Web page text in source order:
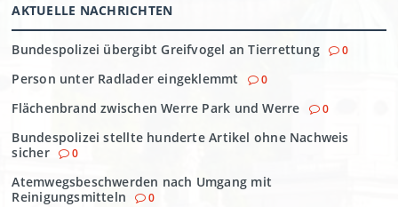
AKTUELLE NACHRICHTEN
Bundespolizei übergibt Greifvogel an Tierrettung 0
Person unter Radlader eingeklemmt 0
Flächenbrand zwischen Werre Park und Werre 0
Bundespolizei stellte hunderte Artikel ohne Nachweis
sicher
0
Atemwegsbeschwerden nach Umgang mit
Reinigungsmitteln
0